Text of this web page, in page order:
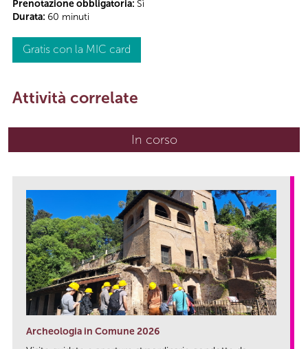
Prenotazione obbligatoria: Sì
Durata: 60 minuti
Gratis con la MIC card
Attività correlate
In corso(scheda attiva)
Archeologia in Comune 2026